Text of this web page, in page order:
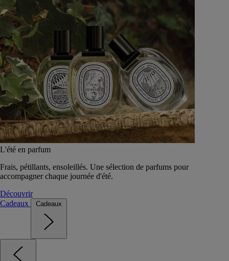
L'été en parfum
Frais, pétillants, ensoleillés. Une sélection de parfums pour
accompagner chaque journée d'été.
Découvrir
Cadeaux
Cadeaux